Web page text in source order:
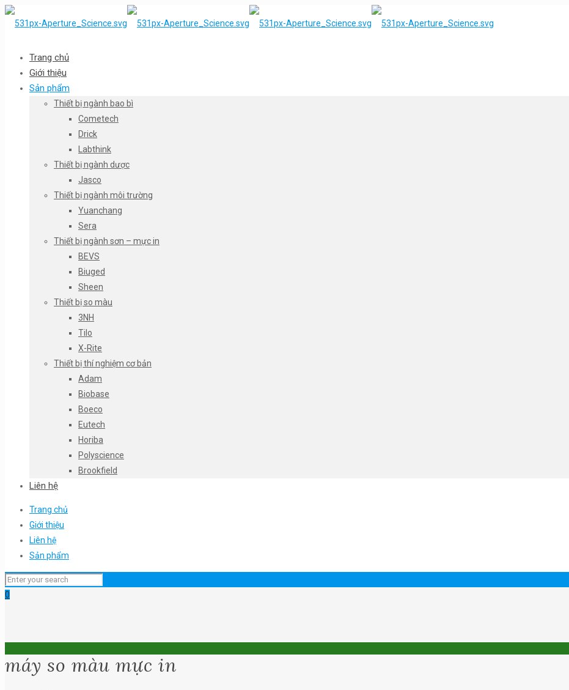
Trang chủ
Giới thiệu
Sản phẩm
Thiết bị ngành bao bì
Cometech
Drick
Labthink
Thiết bị ngành dược
Jasco
Thiết bị ngành môi trường
Yuanchang
Sera
Thiết bị ngành sơn – mực in
BEVS
Biuged
Sheen
Thiết bị so màu
3NH
Tilo
X-Rite
Thiết bị thí nghiệm cơ bản
Adam
Biobase
Boeco
Eutech
Horiba
Polyscience
Brookfield
Liên hệ
Trang chủ
Giới thiệu
Liên hệ
Sản phẩm
0
máy so màu mực in